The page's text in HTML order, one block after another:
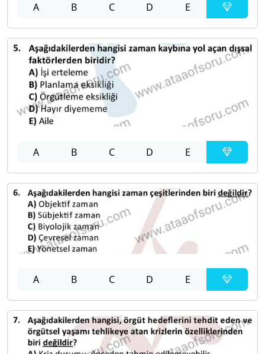
A B C D E
A B C D E
A B C D E